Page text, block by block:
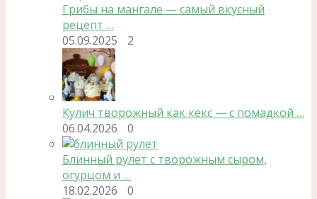
Грибы на мангале — самый вкусный
рецепт …
05.09.2025
2
Кулич творожный как кекс — с помадкой …
06.04.2026
0
Блинный рулет с творожным сыром,
огурцом и …
18.02.2026
0